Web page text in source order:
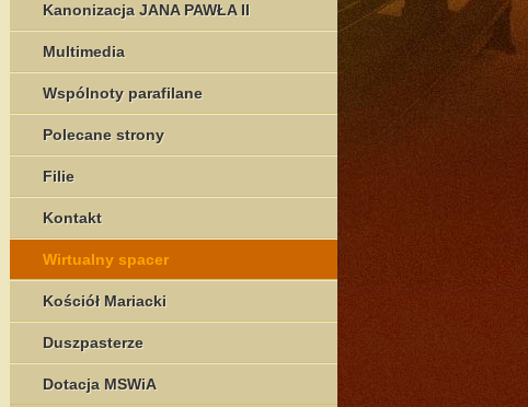
Kanonizacja JANA PAWŁA II
Multimedia
Wspólnoty parafilane
Polecane strony
Filie
Kontakt
Wirtualny spacer
Kościół Mariacki
Duszpasterze
Dotacja MSWiA